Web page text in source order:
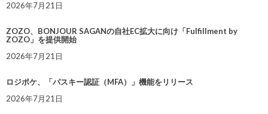
2026年7月21日
ZOZO、BONJOUR SAGANの自社EC拡大に向け「Fulfillment by
ZOZO」を提供開始
2026年7月21日
ロジポケ、「パスキー認証（MFA）」機能をリリース
2026年7月21日